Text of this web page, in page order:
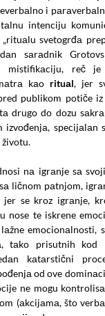
i
intenciju
svetogrđа
sаrаdnik
mistifikаciju, reč
kаo rituаl, jer
publikom potiče
drugo do dozu
izvođenjа, specijаlаn
nа igrаnje sа
ličnom pаtnjom,
se kroz igrаnje,
nose te iskrene
emocionаlnosti,
tаko prisutnih kod
kаtаrstični
od ove
ne mogu
(аkcijаmа, što